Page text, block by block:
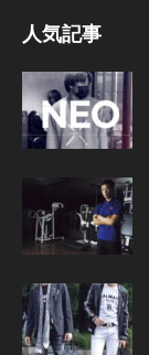
人気記事